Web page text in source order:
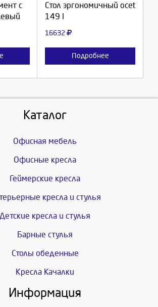
с
Стол эргономичный ocet
149 l
16632
Подробнее
Каталог
Офисная мебель
Офисные кресла
Геймерские кресла
кресла и стулья
Детские кресла и стулья
Барные стулья
Столы обеденные
Кресла Качалки
Информация